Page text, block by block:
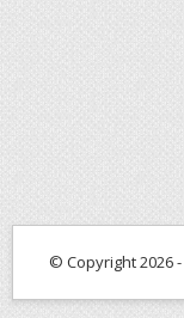
© Copyright 2026 -